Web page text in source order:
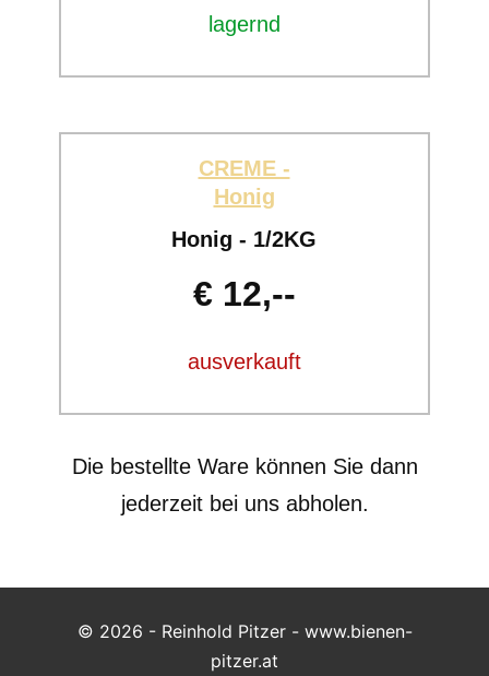
lagernd
CREME -
Honig
Honig - 1/2KG
€ 12,--
ausverkauft
Die bestellte Ware können Sie dann
jederzeit bei uns abholen.
© 2026 - Reinhold Pitzer - www.bienen-
pitzer.at